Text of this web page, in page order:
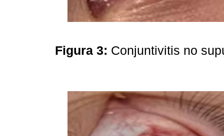
Figura 3: Conjuntivitis no